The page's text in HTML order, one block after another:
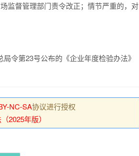
监督管理部门责令改正；情节严重的，对
局令第23号公布的《企业年度检验办法》
NC-SA协议进行授权
2025年版）